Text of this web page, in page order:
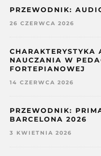
PRZEWODNIK:
26 CZERWCA 2026
CHARAKTERYSTYKA
NAUCZANIA W
FORTEPIANOWEJ
14 CZERWCA 2026
PRZEWODNIK:
BARCELONA 2026
3 KWIETNIA 2026